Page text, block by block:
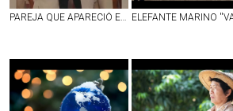
PAREJA QUE APARECIÓ EN SHOW DE MEDIO TIEMPO DEL SUPER BOWL SE CASÓ DE VERDAD EN ESE MOMENTO